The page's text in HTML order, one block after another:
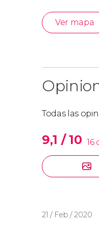
Ver mapa
Todas las
9,1 / 10 16
21 / Feb / 2020